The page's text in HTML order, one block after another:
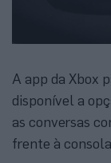
A app da Xbox
disponível a
as conversas
frente à